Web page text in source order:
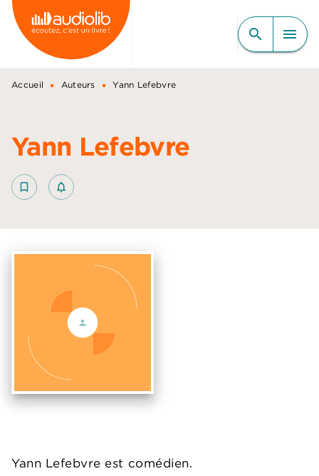
MENU RECHERCHE
CONTENU
PIED DE PAGE
search menu
Accueil • Auteurs • Yann Lefebvre
Yann Lefebvre
bookmark_border notifications_none_outlined
Yann Lefebvre est comédien.